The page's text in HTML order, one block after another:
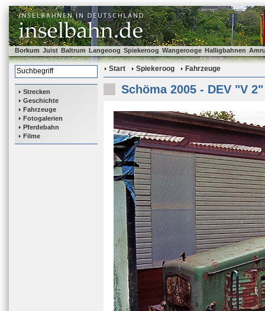
Borkum Juist Baltrum Langeoog Spiekeroog Wangerooge Halligbahnen
Strecken
Geschichte
Fahrzeuge
Fotogalerien
Pferdebahn
Filme
Start Spiekeroog Fahrzeuge
Schöma 2005 - DEV "V 2"